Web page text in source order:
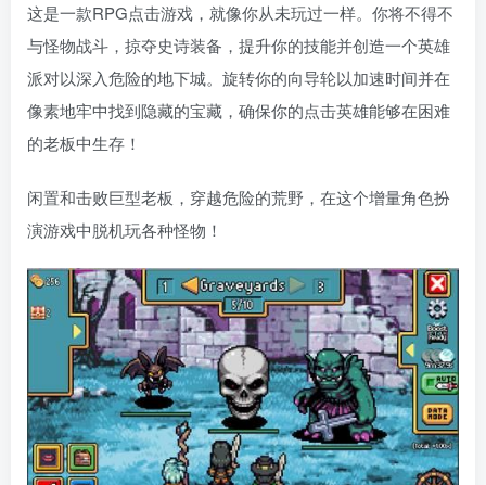
这是一款RPG点击游戏，就像你从未玩过一样。你将不得不
与怪物战斗，掠夺史诗装备，提升你的技能并创造一个英雄
派对以深入危险的地下城。旋转你的向导轮以加速时间并在
像素地牢中找到隐藏的宝藏，确保你的点击英雄能够在困难
的老板中生存！
闲置和击败巨型老板，穿越危险的荒野，在这个增量角色扮
演游戏中脱机玩各种怪物！